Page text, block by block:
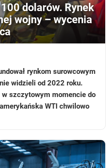
dolarów. Rynek
wojny – wycenia
rynkom surowcowym
widzieli od 2022 roku.
w szczytowym momencie do
WTI chwilowo